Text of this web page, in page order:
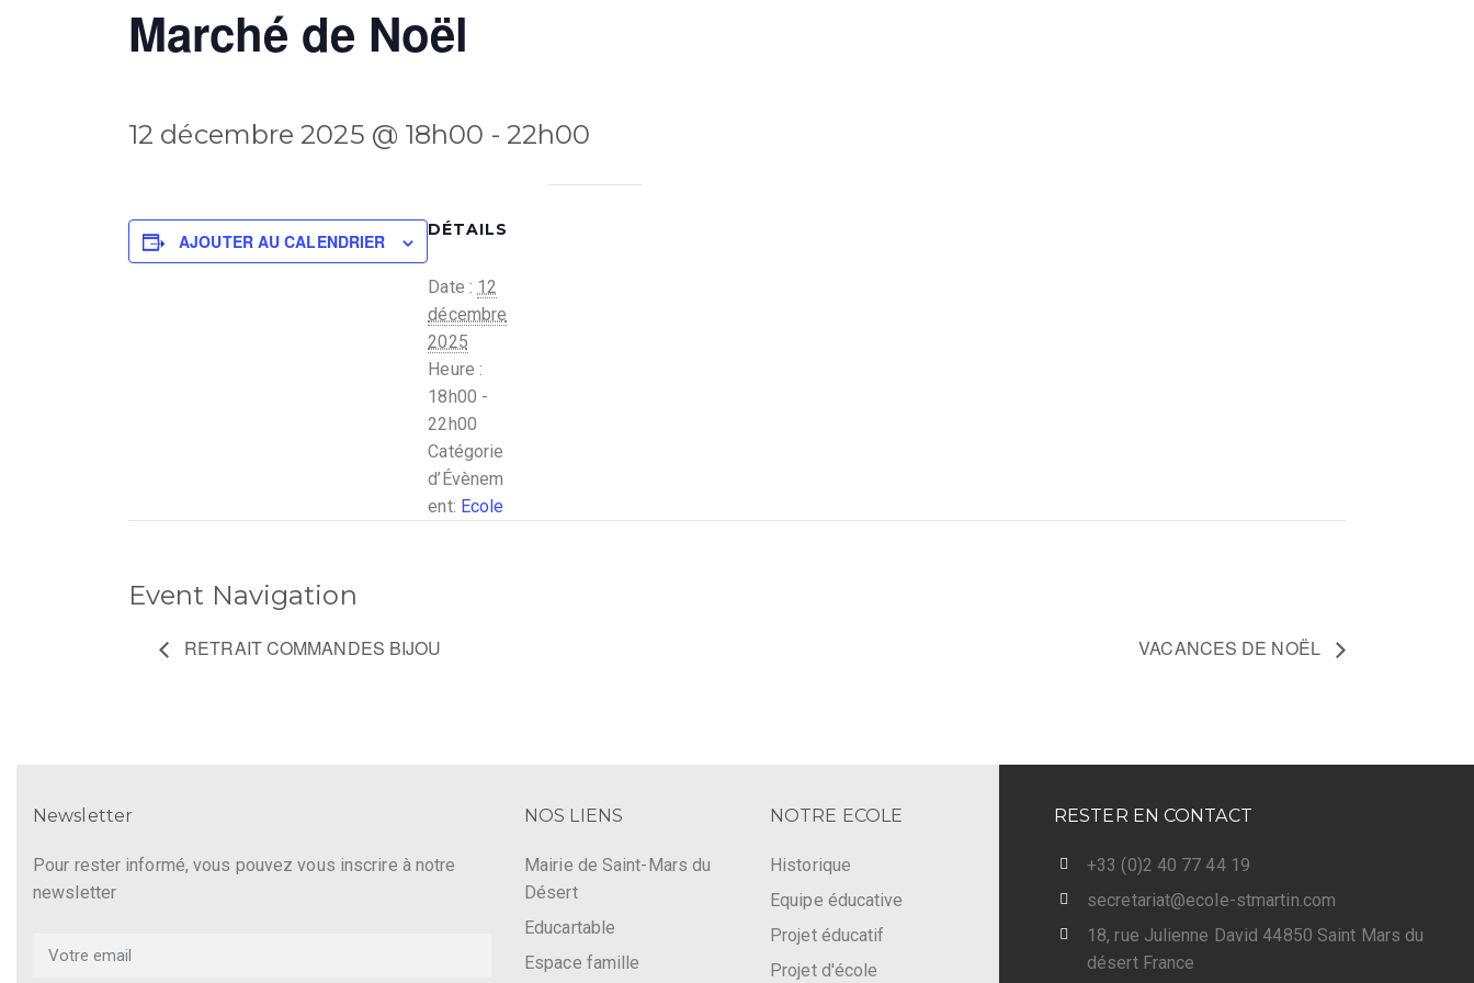
Marché de Noël
12 décembre 2025 @ 18h00 - 22h00
AJOUTER AU CALENDRIER
DÉTAILS
Date : 12
décembre
2025
Heure :
18h00 -
22h00
Catégorie
d’Évènem
ent: Ecole
Event Navigation
RETRAIT COMMANDES BIJOU VACANCES DE NOËL
Newsletter
Pour rester informé, vous pouvez vous inscrire à notre
newsletter
NOS LIENS
Mairie de Saint-Mars du
Désert
Educartable
Espace famille
NOTRE ECOLE
Historique
Equipe éducative
Projet éducatif
Projet d'école
RESTER EN CONTACT
+33 (0)2 40 77 44 19
secretariat@ecole-stmartin.com
18, rue Julienne David 44850 Saint Mars du
désert France